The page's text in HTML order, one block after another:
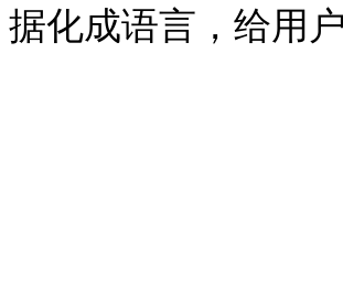
据化成语言，给用